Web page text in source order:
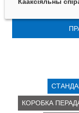
КОРОБКА